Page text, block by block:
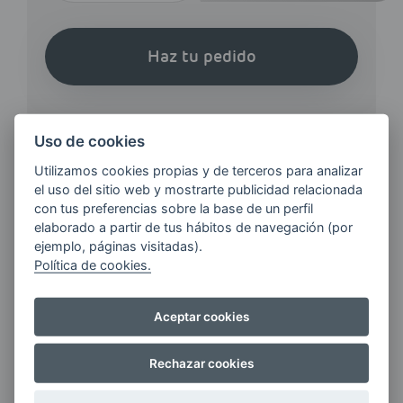
Haz tu pedido
¿QUIERES ESTAR AL DÍA DE
LAS
ÚLTIMAS NOVEDADES?
E-MAIL
Quiero recibir las últimas novedades de AVIA
Uso de cookies
Utilizamos cookies propias y de terceros para analizar
el uso del sitio web y mostrarte publicidad relacionada
con tus preferencias sobre la base de un perfil
elaborado a partir de tus hábitos de navegación (por
ejemplo, páginas visitadas).
Política de cookies.
Aceptar cookies
Rechazar cookies